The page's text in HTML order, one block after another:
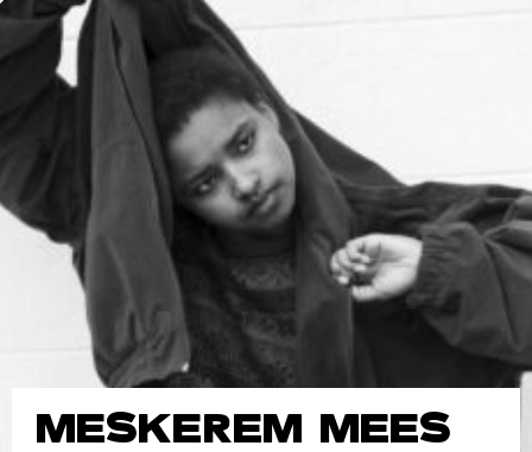
MESKEREM MEES